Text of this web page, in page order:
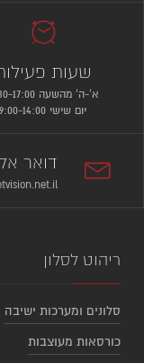
דואר
שעות
א’-ה’ מהשעה 8:30-17:00
יום שישי 9:00-14:00
ריהוט לסלון
סלונים ומערכות ישיבה
כורסאות מעוצבות